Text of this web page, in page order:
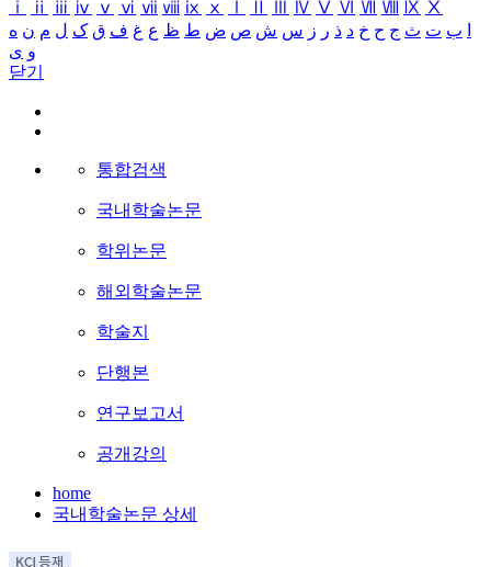
ⅰ
ⅱ ⅲ ⅳ ⅴ ⅵ ⅶ ⅷ ⅸ ⅹ Ⅳ Ⅴ Ⅵ Ⅶ Ⅷ Ⅸ Ⅹ
ب ت ث ج ح خ د ذ ر ز س ش ص ض ط ظ ع غ ف ق ک ل م ن ه
و ی
닫기
통합검색
국내학술논문
학위논문
해외학술논문
학술지
단행본
연구보고서
공개강의
home
국내학술논문 상세